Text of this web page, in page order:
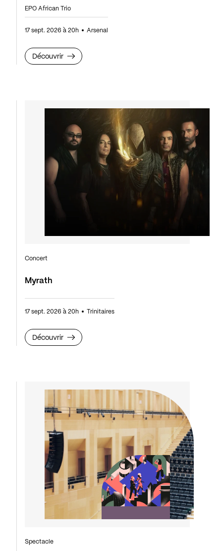
EPO African Trio
17 sept. 2026 à 20h Arsenal
Découvrir
Myrath
Concert
17 sept. 2026 à 20h Trinitaires
Découvrir
Spectacle